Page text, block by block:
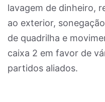
lavagem de dinheiro,
ao exterior,
de quadrilha e
caixa 2 em favor de
partidos aliados.